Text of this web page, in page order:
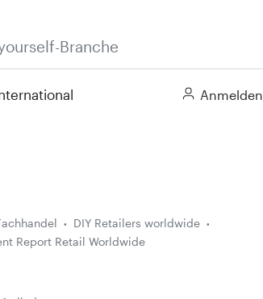
Branche
Anmelden
DIY Retailers worldwide
Report Retail Worldwide